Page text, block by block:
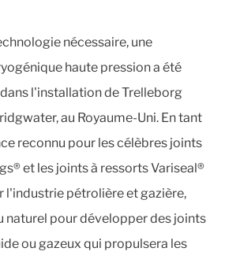
nécessaire, une
haute pression a été
l'installation de Trelleborg
au Royaume-Uni. En tant
reconnu pour les célèbres joints
et les joints à ressorts Variseal®
l'industrie pétrolière et gazière,
naturel pour développer des joints
ou gazeux qui propulsera les